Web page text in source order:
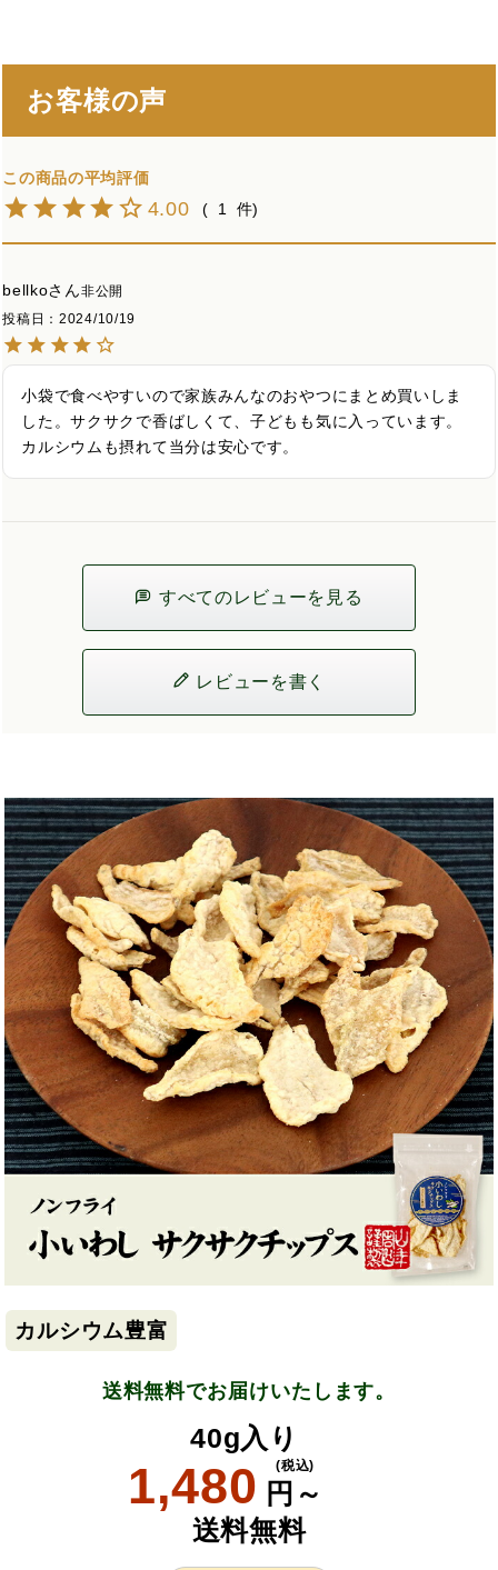
お客様の声
4.00 1
bellko
非公開
投稿日
2024/10/19
小袋で食べやすいので家族みんなのおやつにまとめ買いしま
した。サクサクで香ばしくて、子どもも気に入っています。
カルシウムも摂れて当分は安心です。
すべてのレビューを見る
レビューを書く
カルシウム豊富
送料無料でお届けいたします。
40g入り
1,480 円～
(税込)
送料無料